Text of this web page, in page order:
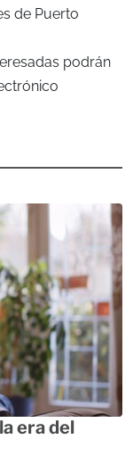
de Puerto
podrán
era del